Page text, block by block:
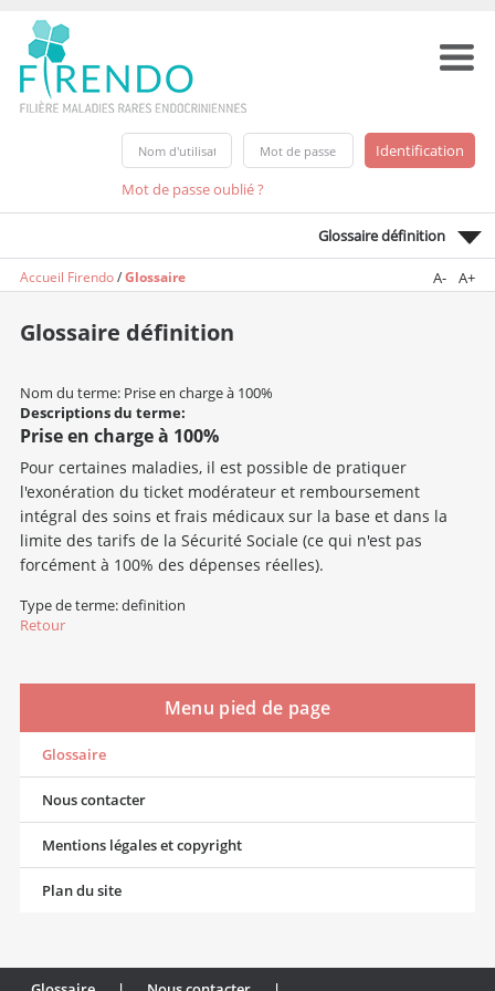
Mot de passe oublié ?
Glossaire définition
Accueil Firendo/Glossaire A- A+
Glossaire définition
Nom du terme: Prise en charge à 100%
Descriptions du terme:
Prise en charge à 100%
Pour certaines maladies, il est possible de pratiquer
l'exonération du ticket modérateur et remboursement
intégral des soins et frais médicaux sur la base et dans la
limite des tarifs de la Sécurité Sociale (ce qui n'est pas
forcément à 100% des dépenses réelles).
Type de terme: definition
Retour
Menu pied de page
Glossaire
Nous contacter
Mentions légales et copyright
Plan du site